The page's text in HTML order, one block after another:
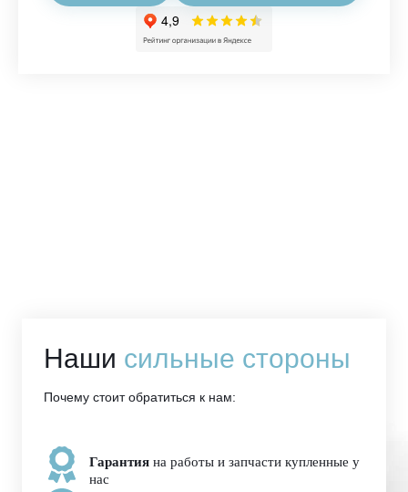
Наши сильные стороны
Почему стоит обратиться к нам:
Гарантия на работы и запчасти купленные у
нас